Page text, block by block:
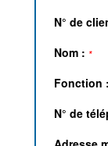
N° de
Nom : *
Fonction :
N° de